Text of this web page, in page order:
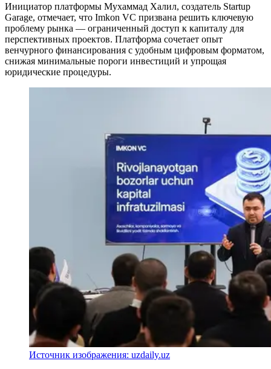
Инициатор платформы Мухаммад Халил, создатель Startup
Garage, отмечает, что Imkon VC призвана решить ключевую
проблему рынка — ограниченный доступ к капиталу для
перспективных проектов. Платформа сочетает опыт
венчурного финансирования с удобным цифровым форматом,
снижая минимальные пороги инвестиций и упрощая
юридические процедуры.
Источник изображения: uzdaily.uz